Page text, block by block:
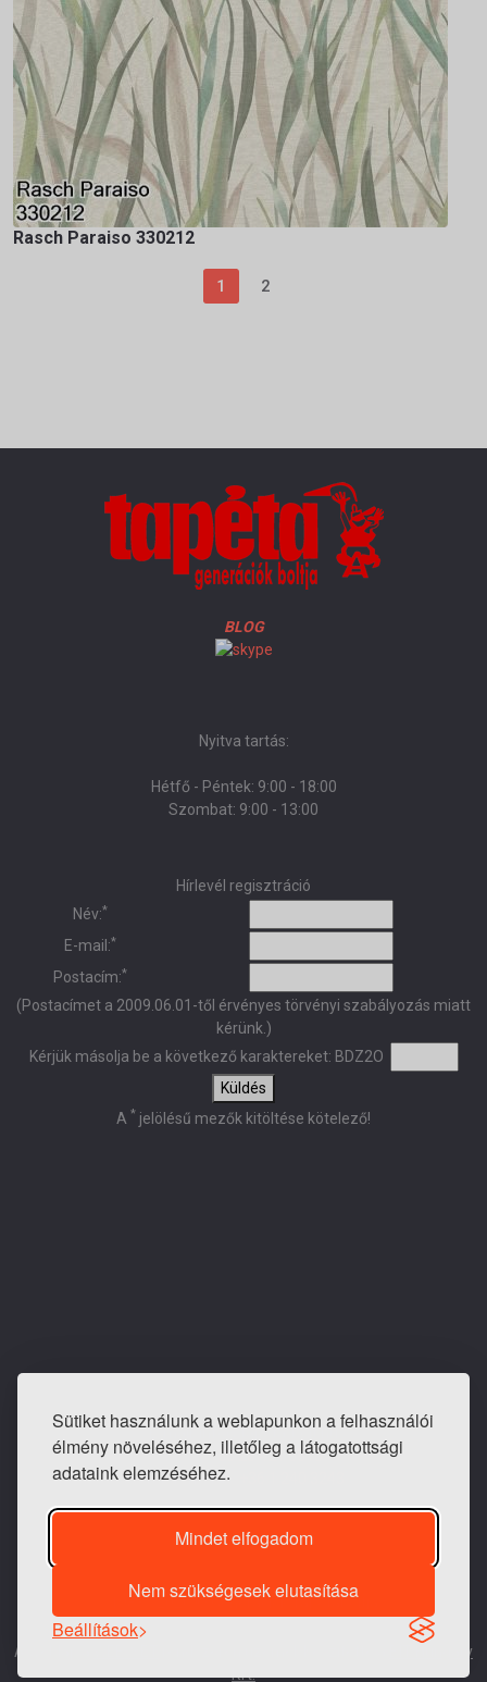
Sütiket használunk a weblapunkon a felhasználói
élmény növeléséhez, illetőleg a látogatottsági
adataink elemzéséhez.
Mindet elfogadom
Nem szükségesek elutasítása
Beállítások
Rasch Paraiso 330212
1 2
BLOG
Nyitva tartás:
Hétfő - Péntek: 9:00 - 18:00
Szombat: 9:00 - 13:00
Hírlevél regisztráció
Név:*
E-mail:*
Postacím:*
(Postacímet a 2009.06.01-től érvényes törvényi szabályozás miatt
kérünk.)
Kérjük másolja be a következő karaktereket: BDZ2O
Küldés
A * jelölésű mezők kitöltése kötelező!
E-mail: info@tapeta-bolt.hu
Mobil:+36 20 421 0810
Telefon / fax:
1983 -2026 © Generációk Tapétaboltja
A weblap a
BIT-Hungary
Kft.